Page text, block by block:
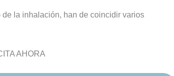
la inhalación, han de coincidir varios
AHORA